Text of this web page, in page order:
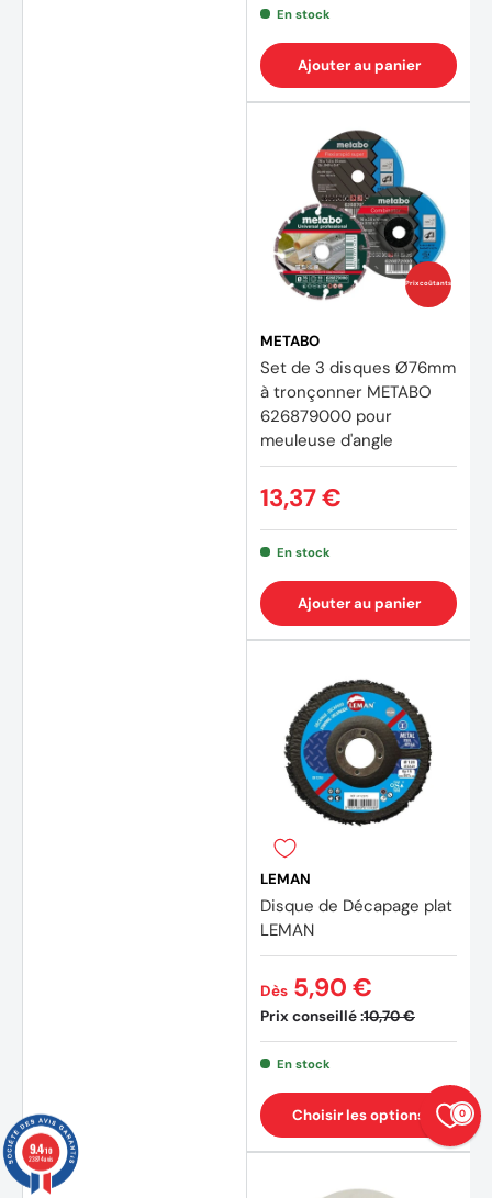
En stock
Ajouter au panier
Prix coûtants
METABO
Set de 3 disques Ø76mm
à tronçonner METABO
626879000 pour
meuleuse d'angle
13,37 €
En stock
Ajouter au panier
LEMAN
Disque de Décapage plat
LEMAN
Prix conseillé :10,70 €
Dès 5,90 €
En stock
Choisir les options 0
9.4/10
23874 avis